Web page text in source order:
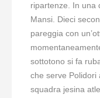
ripartenze. In una
Mansi. Dieci
pareggia con
sottotono si fa
che serve Polidori
squadra jesina